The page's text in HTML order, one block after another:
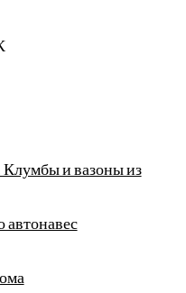
и вазоны из
автонавес